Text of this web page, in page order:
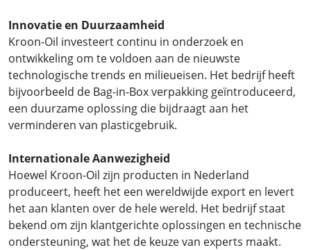
Innovatie en Duurzaamheid
Kroon-Oil investeert continu in onderzoek en
ontwikkeling om te voldoen aan de nieuwste
technologische trends en milieueisen. Het bedrijf heeft
bijvoorbeeld de Bag-in-Box verpakking geïntroduceerd,
een duurzame oplossing die bijdraagt aan het
verminderen van plasticgebruik.
Internationale Aanwezigheid
Hoewel Kroon-Oil zijn producten in Nederland
produceert, heeft het een wereldwijde export en levert
het aan klanten over de hele wereld. Het bedrijf staat
bekend om zijn klantgerichte oplossingen en technische
ondersteuning, wat het de keuze van experts maakt.